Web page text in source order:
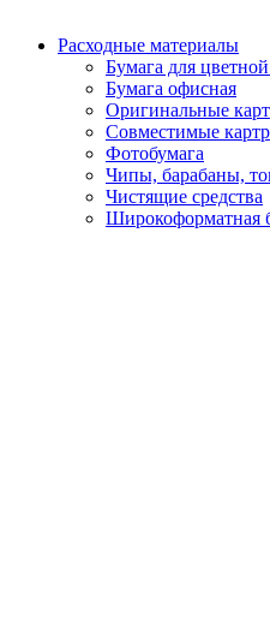
Расходные материалы
Бумага для
Бумага офисная
Оригинальные
Совместимые
Фотобумага
Чипы, барабаны,
Чистящие средства
Широкоформатная